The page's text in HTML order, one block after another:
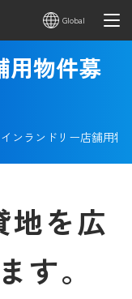
Global
用物件募
ンランドリー店舗用物
地を広
す。